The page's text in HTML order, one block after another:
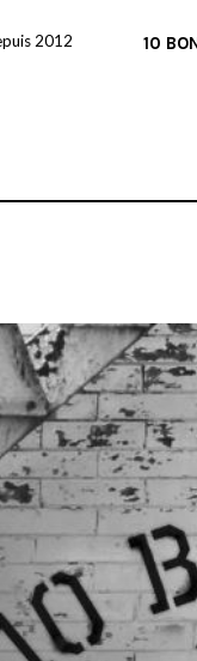
2012 10